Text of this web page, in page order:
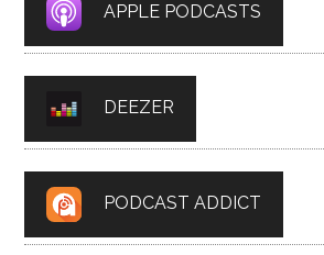
APPLE PODCASTS
DEEZER
PODCAST ADDICT